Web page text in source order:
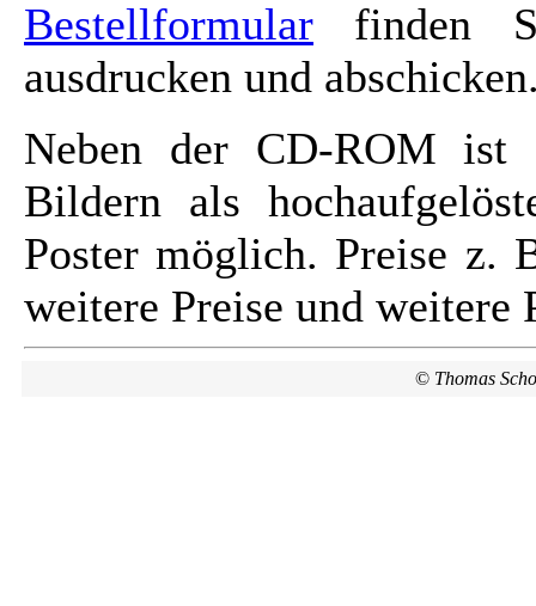
Bestellformular finden
ausdrucken und
Neben der CD-ROM ist
Bildern als
Poster möglich. Preise z.
weitere Preise und weitere
© Thomas